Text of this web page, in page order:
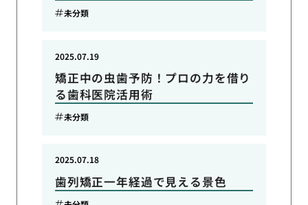
未分類
矯正中の虫歯予防！プロの力を借り
る歯科医院活用術
2025.07.19
未分類
歯列矯正一年経過で見える景色
2025.07.18